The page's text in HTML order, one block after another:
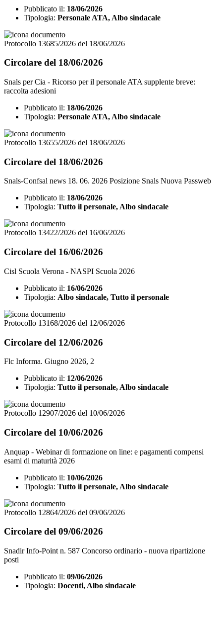
Pubblicato il: 18/06/2026
Tipologia: Personale ATA, Albo sindacale
Protocollo 13685/2026 del 18/06/2026
Circolare del 18/06/2026
Snals per Cia - Ricorso per il personale ATA supplente breve:
raccolta adesioni
Pubblicato il: 18/06/2026
Tipologia: Personale ATA, Albo sindacale
Protocollo 13655/2026 del 18/06/2026
Circolare del 18/06/2026
Snals-Confsal news 18. 06. 2026 Posizione Snals Nuova Passweb
Pubblicato il: 18/06/2026
Tipologia: Tutto il personale, Albo sindacale
Protocollo 13422/2026 del 16/06/2026
Circolare del 16/06/2026
Cisl Scuola Verona - NASPI Scuola 2026
Pubblicato il: 16/06/2026
Tipologia: Albo sindacale, Tutto il personale
Protocollo 13168/2026 del 12/06/2026
Circolare del 12/06/2026
Flc Informa. Giugno 2026, 2
Pubblicato il: 12/06/2026
Tipologia: Tutto il personale, Albo sindacale
Protocollo 12907/2026 del 10/06/2026
Circolare del 10/06/2026
Anquap - Webinar di formazione on line: e pagamenti compensi
esami di maturità 2026
Pubblicato il: 10/06/2026
Tipologia: Tutto il personale, Albo sindacale
Protocollo 12864/2026 del 09/06/2026
Circolare del 09/06/2026
Snadir Info-Point n. 587 Concorso ordinario - nuova ripartizione
posti
Pubblicato il: 09/06/2026
Tipologia: Docenti, Albo sindacale